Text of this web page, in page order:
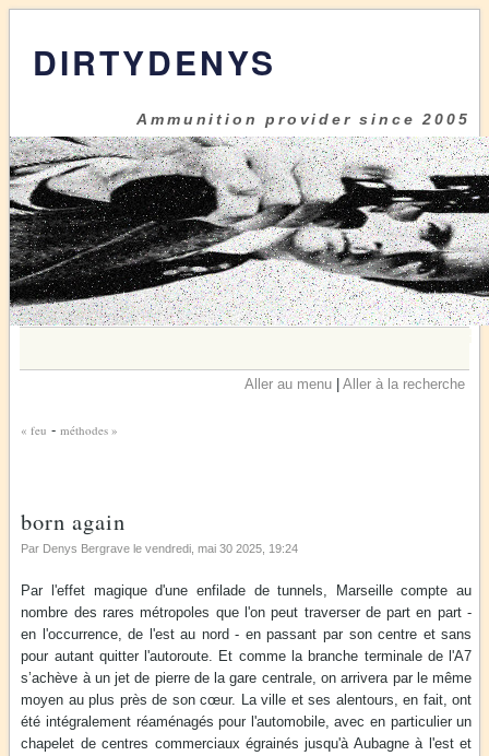
DIRTYDENYS
Ammunition provider since 2005
Aller au menu |Aller à la recherche
« feu - méthodes »
born again
Par Denys Bergrave levendredi, mai 30 2025 , 19:24
Par l'effet magique d'une enfilade de tunnels, Marseille compte au
nombre des rares métropoles que l'on peut traverser de part en part -
en l'occurrence, de l'est au nord - en passant par son centre et sans
pour autant quitter l'autoroute. Et comme la branche terminale de l'A7
s’achève à un jet de pierre de la gare centrale, on arrivera par le même
moyen au plus près de son cœur. La ville et ses alentours, en fait, ont
été intégralement réaménagés pour l'automobile, avec en particulier un
chapelet de centres commerciaux égrainés jusqu'à Aubagne à l'est et